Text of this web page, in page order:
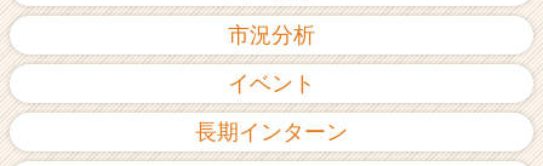
r）
市況分析
イベント
長期インターン